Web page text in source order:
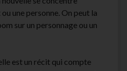
une personne. On peut la
sur un personnage ou un
est un récit qui compte